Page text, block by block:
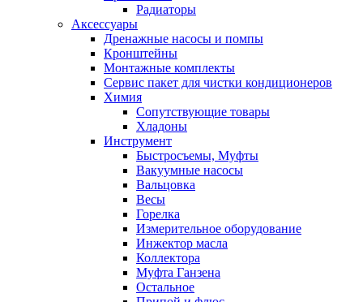
Радиаторы
Аксессуары
Дренажные насосы и помпы
Кронштейны
Монтажные комплекты
Сервис пакет для чистки кондиционеров
Химия
Сопутствующие товары
Хладоны
Инструмент
Быстросъемы, Муфты
Вакуумные насосы
Вальцовка
Весы
Горелка
Измерительное оборудование
Инжектор масла
Коллектора
Муфта Ганзена
Остальное